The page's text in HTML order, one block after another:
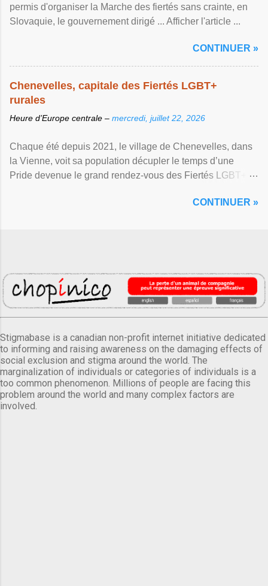
permis d'organiser la Marche des fiertés sans crainte, en
Slovaquie, le gouvernement dirigé ... Afficher l'article ...
CONTINUER »
Chenevelles, capitale des Fiertés LGBT+
rurales
Heure d’Europe centrale – mercredi, juillet 22, 2026
Chaque été depuis 2021, le village de Chenevelles, dans
la Vienne, voit sa population décupler le temps d’une
Pride devenue le grand rendez-vous des Fiertés LGBT+
CONTINUER »
Stigmabase is a canadian non-profit internet initiative dedicated
to informing and raising awareness on the damaging effects of
social exclusion and stigma around the world. The
marginalization of individuals or categories of individuals is a
too common phenomenon. Millions of people are facing this
problem around the world and many complex factors are
involved.